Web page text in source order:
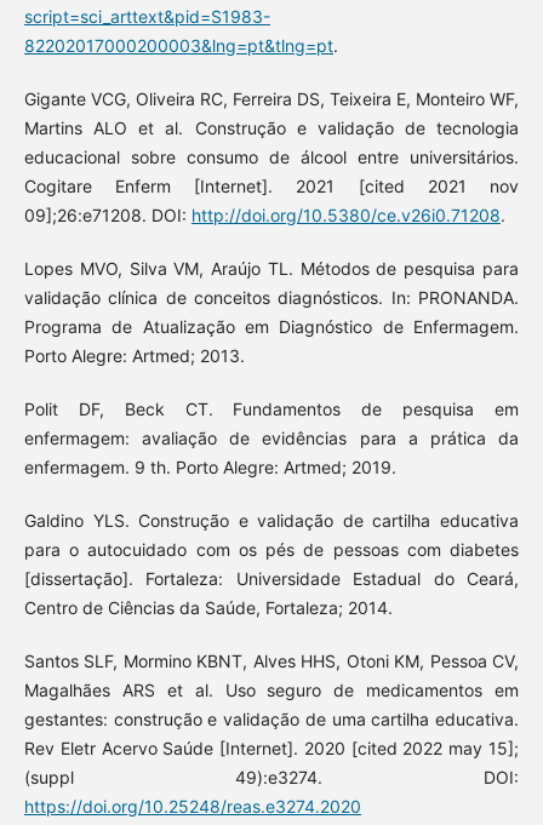
script=sci_arttext&pid=S1983-
82202017000200003&lng=pt&tlng=pt.
Gigante VCG, Oliveira RC, Ferreira DS, Teixeira E, Monteiro WF,
Martins ALO et al. Construção e validação de tecnologia
educacional sobre consumo de álcool entre universitários.
Cogitare Enferm [Internet]. 2021 [cited 2021 nov
09];26:e71208. DOI: http://doi.org/10.5380/ce.v26i0.71208.
Lopes MVO, Silva VM, Araújo TL. Métodos de pesquisa para
validação clínica de conceitos diagnósticos. In: PRONANDA.
Programa de Atualização em Diagnóstico de Enfermagem.
Porto Alegre: Artmed; 2013.
Polit DF, Beck CT. Fundamentos de pesquisa em
enfermagem: avaliação de evidências para a prática da
enfermagem. 9 th. Porto Alegre: Artmed; 2019.
Galdino YLS. Construção e validação de cartilha educativa
para o autocuidado com os pés de pessoas com diabetes
[dissertação]. Fortaleza: Universidade Estadual do Ceará,
Centro de Ciências da Saúde, Fortaleza; 2014.
Santos SLF, Mormino KBNT, Alves HHS, Otoni KM, Pessoa CV,
Magalhães ARS et al. Uso seguro de medicamentos em
gestantes: construção e validação de uma cartilha educativa.
Rev Eletr Acervo Saúde [Internet]. 2020 [cited 2022 may 15];
(suppl 49):e3274. DOI:
https://doi.org/10.25248/reas.e3274.2020